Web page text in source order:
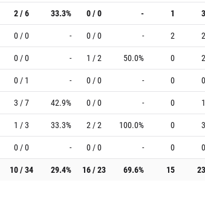
2 / 6 33.3% 0 / 0 - 1 3
0 / 0 - 0 / 0 - 2 2
0 / 0 - 1 / 2 50.0% 0 2
0 / 1 - 0 / 0 - 0 0
3 / 7 42.9% 0 / 0 - 0 1
1 / 3 33.3% 2 / 2 100.0% 0 3
0 / 0 - 0 / 0 - 0 0
10 / 34 29.4% 16 / 23 69.6% 15 23